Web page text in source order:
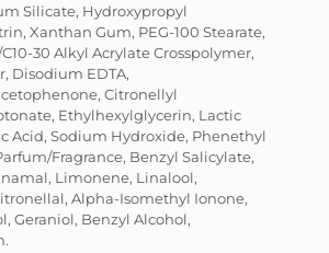
Silicate, Hydroxypropyl
Xanthan Gum, PEG-100 Stearate,
30 Alkyl Acrylate Crosspolymer,
Disodium EDTA,
Citronellyl
Ethylhexylglycerin, Lactic
Acid, Sodium Hydroxide, Phenethyl
Fragrance, Benzyl Salicylate,
Limonene, Linalool,
Alpha-Isomethyl Ionone,
Geraniol, Benzyl Alcohol,